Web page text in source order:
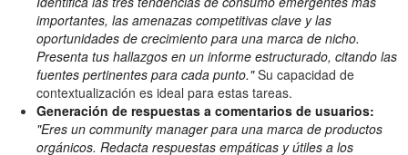
importantes, las amenazas competitivas clave y las
oportunidades de crecimiento para una marca de nicho.
Presenta tus hallazgos en un informe estructurado, citando las
fuentes pertinentes para cada punto."Su capacidad de
contextualización es ideal para estas tareas.
Generación de respuestas a comentarios de usuarios:
"Eres un community manager para una marca de productos
orgánicos. Redacta respuestas empáticas y útiles a los